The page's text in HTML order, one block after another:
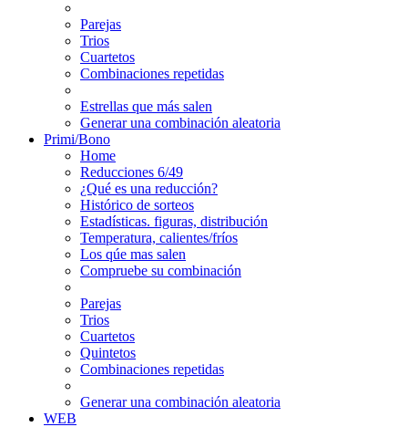
Parejas
Trios
Cuartetos
Combinaciones repetidas
Estrellas que más salen
Generar una combinación aleatoria
Primi/Bono
Home
Reducciones 6/49
¿Qué es una reducción?
Histórico de sorteos
Estadísticas. figuras, distribución
Temperatura, calientes/fríos
Los qúe mas salen
Compruebe su combinación
Parejas
Trios
Cuartetos
Quintetos
Combinaciones repetidas
Generar una combinación aleatoria
WEB